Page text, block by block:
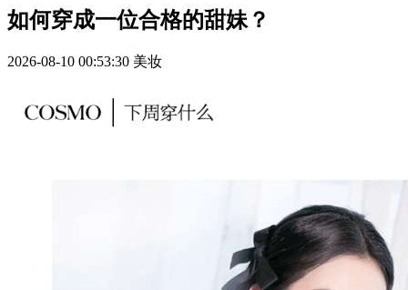
如何穿成一位合格的甜妹？
2026-08-10 00:53:30 美妆